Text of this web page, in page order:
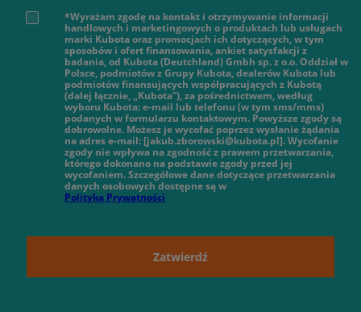
*Wyrażam zgodę na kontakt i otrzymywanie informacji
handlowych i marketingowych o produktach lub usługach
marki Kubota oraz promocjach ich dotyczących, w tym
sposobów i ofert finansowania, ankiet satysfakcji z
badania, od Kubota (Deutchland) Gmbh sp. z o.o. Oddział w
Polsce, podmiotów z Grupy Kubota, dealerów Kubota lub
podmiotów finansujących współpracujących z Kubotą
(dalej łącznie, „Kubota”), za pośrednictwem, według
wyboru Kubota: e-mail lub telefonu (w tym sms/mms)
podanych w formularzu kontaktowym. Powyższe zgody są
dobrowolne. Możesz je wycofać poprzez wysłanie żądania
na adres e-mail: [jakub.zborowski@kubota.pl]. Wycofanie
zgody nie wpływa na zgodność z prawem przetwarzania,
którego dokonano na podstawie zgody przed jej
wycofaniem. Szczegółowe dane dotyczące przetwarzania
danych osobowych dostępne są w
Polityką Prywatności
Zatwierdź